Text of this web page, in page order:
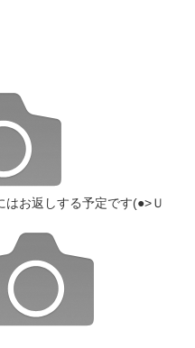
お返しする予定です(●>Ｕ